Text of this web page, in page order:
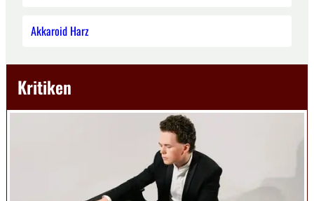
Akkaroid Harz
Kritiken